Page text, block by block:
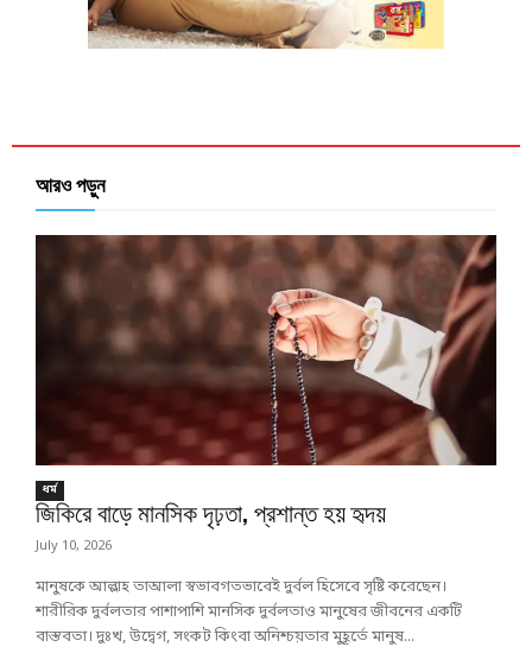
আরও পড়ুন
ধর্ম
জিকিরে বাড়ে মানসিক দৃঢ়তা, প্রশান্ত হয় হৃদয়
July 10, 2026
মানুষকে আল্লাহ তাআলা স্বভাবগতভাবেই দুর্বল হিসেবে সৃষ্টি করেছেন।
শারীরিক দুর্বলতার পাশাপাশি মানসিক দুর্বলতাও মানুষের জীবনের একটি
বাস্তবতা। দুঃখ, উদ্বেগ, সংকট কিংবা অনিশ্চয়তার মুহূর্তে মানুষ...